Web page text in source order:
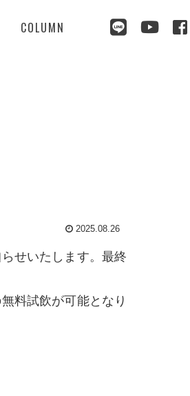
COLUMN   
2025.08.26
せいたします。最終
料試飲が可能となり